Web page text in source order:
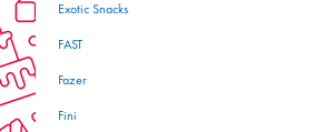
Exotic Snacks
FAST
Fazer
Fini